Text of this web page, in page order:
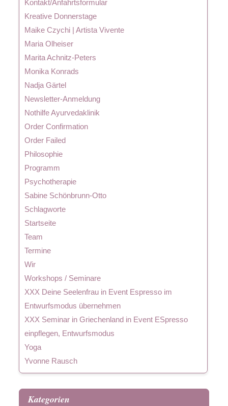
Kontakt/Anfahrtsformular
Kreative Donnerstage
Maike Czychi | Artista Vivente
Maria Olheiser
Marita Achnitz-Peters
Monika Konrads
Nadja Gärtel
Newsletter-Anmeldung
Nothilfe Ayurvedaklinik
Order Confirmation
Order Failed
Philosophie
Programm
Psychotherapie
Sabine Schönbrunn-Otto
Schlagworte
Startseite
Team
Termine
Wir
Workshops / Seminare
XXX Deine Seelenfrau in Event Espresso im
Entwurfsmodus übernehmen
XXX Seminar in Griechenland in Event ESpresso
einpflegen, Entwurfsmodus
Yoga
Yvonne Rausch
Kategorien